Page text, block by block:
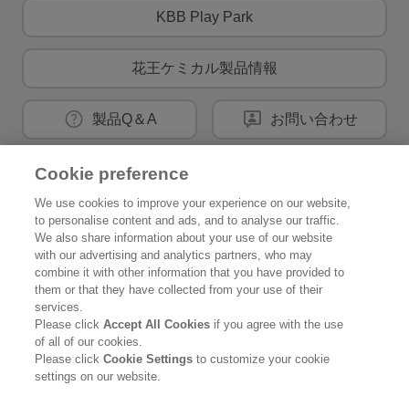
KBB Play Park
花王ケミカル製品情報
製品Q＆A お問い合わせ
Home 花王について
サステナビリティ イノベーション
ブランド
Cookie preference
We use cookies to improve your experience on our website,
to personalise content and ads, and to analyse our traffic.
We also share information about your use of our website
with our advertising and analytics partners, who may
combine it with other information that you have provided to
them or that they have collected from your use of their
services.
Please clickAccept All Cookies if you agree with the use
of all of our cookies.
Please clickCookie Settingsto customize your cookie
settings on our website.